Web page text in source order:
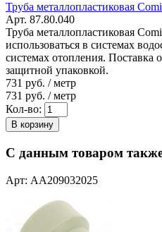
Труба металлопластиковая
Арт. 87.80.040
Труба металлопластиковая
использоваться в системах
системах отопления. Поставка
защитной упаковкой.
731 руб. / метр
731 руб. / метр
Кол-во:
В корзину
С данным товаром
Арт: AA209032025